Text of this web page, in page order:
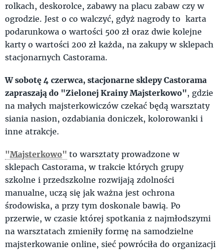
rolkach, deskorolce, zabawy na placu zabaw czy w
ogrodzie. Jest o co walczyć, gdyż nagrody to karta
podarunkowa o wartości 500 zł oraz dwie kolejne
karty o wartości 200 zł każda, na zakupy w sklepach
stacjonarnych Castorama.
W sobotę 4 czerwca, stacjonarne sklepy Castorama
zapraszają do "Zielonej Krainy Majsterkowo", gdzie
na małych majsterkowiczów czekać będą warsztaty
siania nasion, ozdabiania doniczek, kolorowanki i
inne atrakcje.
"Majsterkowo" to warsztaty prowadzone w
sklepach Castorama, w trakcie których grupy
szkolne i przedszkolne rozwijają zdolności
manualne, uczą się jak ważna jest ochrona
środowiska, a przy tym doskonale bawią. Po
przerwie, w czasie której spotkania z najmłodszymi
na warsztatach zmieniły formę na samodzielne
majsterkowanie online, sieć powróciła do organizacji